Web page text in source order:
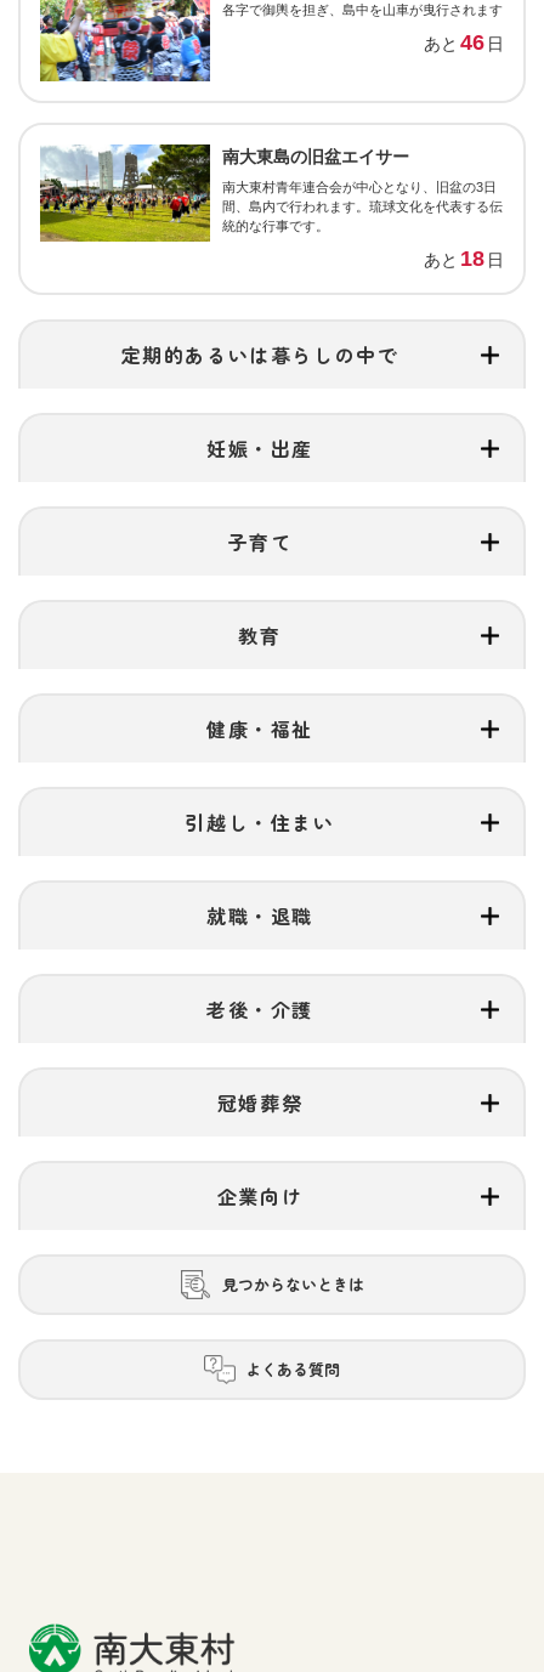
各字で御輿を担ぎ、島中を山車が曳行されます
あと 46 日
南大東島の旧盆エイサー
南大東村青年連合会が中心となり、旧盆の3日
間、島内で行われます。琉球文化を代表する伝
統的な行事です。
あと 18 日
定期的あるいは暮らしの中で
妊娠・出産
子育て
教育
健康・福祉
引越し・住まい
就職・退職
老後・介護
冠婚葬祭
企業向け
見つからないときは
よくある質問